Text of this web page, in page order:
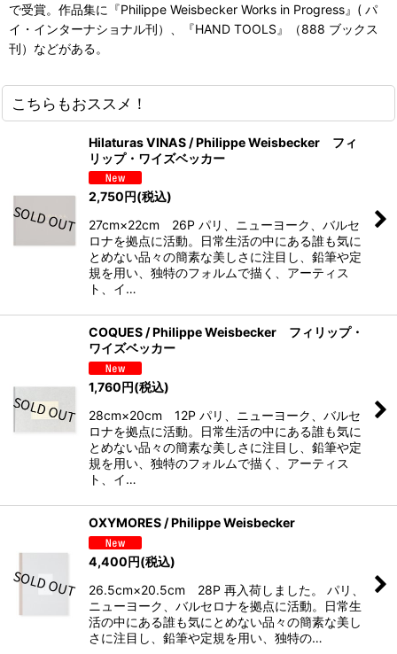
で受賞。作品集に『Philippe Weisbecker Works in Progress』( パ
イ・インターナショナル刊）、『HAND TOOLS』（888 ブックス
刊）などがある。
こちらもおススメ！
Hilaturas VINAS / Philippe Weisbecker フィ
リップ・ワイズベッカー
2,750円(税込)
27cm×22cm 26P パリ、ニューヨーク、バルセ
ロナを拠点に活動。日常生活の中にある誰も気に
とめない品々の簡素な美しさに注目し、鉛筆や定
規を用い、独特のフォルムで描く、アーティス
ト、イ…
COQUES / Philippe Weisbecker フィリップ・
ワイズベッカー
1,760円(税込)
28cm×20cm 12P パリ、ニューヨーク、バルセ
ロナを拠点に活動。日常生活の中にある誰も気に
とめない品々の簡素な美しさに注目し、鉛筆や定
規を用い、独特のフォルムで描く、アーティス
ト、イ…
OXYMORES / Philippe Weisbecker
4,400円(税込)
26.5cm×20.5cm 28P 再入荷しました。 パリ、
ニューヨーク、バルセロナを拠点に活動。日常生
活の中にある誰も気にとめない品々の簡素な美し
さに注目し、鉛筆や定規を用い、独特の…